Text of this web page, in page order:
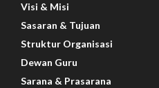
Visi & Misi
Sasaran & Tujuan
Struktur Organisasi
Dewan Guru
Sarana & Prasarana